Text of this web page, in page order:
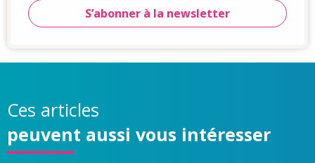
S’abonner à la newsletter
Ces articles
peuvent aussi vous intéresser